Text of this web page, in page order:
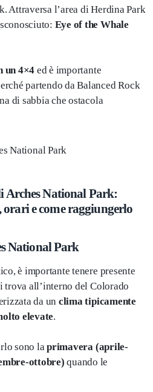
Attraversa l’area di Herdina Park
Eye of the Whale
un 4×4 ed è importante
partendo da Balanced Rock
di sabbia che ostacola
Arches National Park:
e come raggiungerlo
National Park
è importante tenere presente
trova all’interno del Colorado
da un clima tipicamente
elevate.
sono laprimavera (aprile-
ottobre) quando le